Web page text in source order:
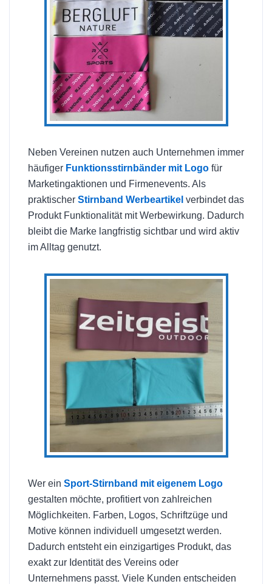
Neben Vereinen nutzen auch Unternehmen immer
häufiger Funktionsstirnbänder mit Logo für
Marketingaktionen und Firmenevents. Als
praktischer Stirnband Werbeartikel verbindet das
Produkt Funktionalität mit Werbewirkung. Dadurch
bleibt die Marke langfristig sichtbar und wird aktiv
im Alltag genutzt.
Wer ein Sport-Stirnband mit eigenem Logo
gestalten möchte, profitiert von zahlreichen
Möglichkeiten. Farben, Logos, Schriftzüge und
Motive können individuell umgesetzt werden.
Dadurch entsteht ein einzigartiges Produkt, das
exakt zur Identität des Vereins oder
Unternehmens passt. Viele Kunden entscheiden